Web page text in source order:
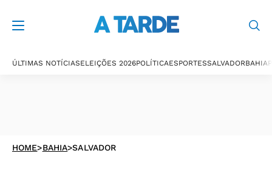
ÚLTIMAS NOTÍCIASELEIÇÕES 2026POLÍTICAESPORTESSALVADORBAHIA
HOME>BAHIA>SALVADOR